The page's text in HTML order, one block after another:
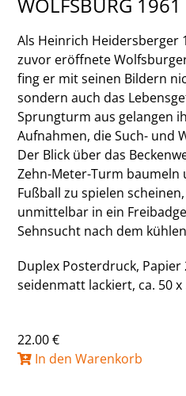
WOLFSBURG 1961
Als Heinrich Heidersberger
zuvor eröffnete
fing er mit seinen Bildern
sondern auch das
Sprungturm aus gelangen
Aufnahmen, die Such- und
Der Blick über das
Zehn-Meter-Turm baumeln
Fußball zu spielen
unmittelbar in ein
Sehnsucht nach dem
Duplex Posterdruck, Papier
seidenmatt lackiert, ca. 50 x
22.00 €
In den Warenkorb